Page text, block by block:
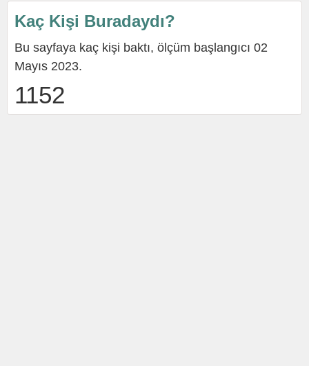
Kaç Kişi Buradaydı?
Bu sayfaya kaç kişi baktı, ölçüm başlangıcı 02
Mayıs 2023.
1152